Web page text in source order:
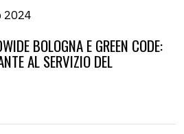
2024
BOLOGNA E GREEN CODE:
AL SERVIZIO DEL